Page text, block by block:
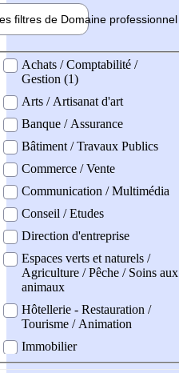
filtres de Domaine professionnel
professionel
Achats / Comptabilité /
Gestion (1)
Arts / Artisanat d'art
Banque / Assurance
Bâtiment / Travaux Publics
Commerce / Vente
Communication / Multimédia
Conseil / Etudes
Direction d'entreprise
Espaces verts et naturels /
Agriculture / Pêche / Soins aux
animaux
Hôtellerie - Restauration /
Tourisme / Animation
Immobilier